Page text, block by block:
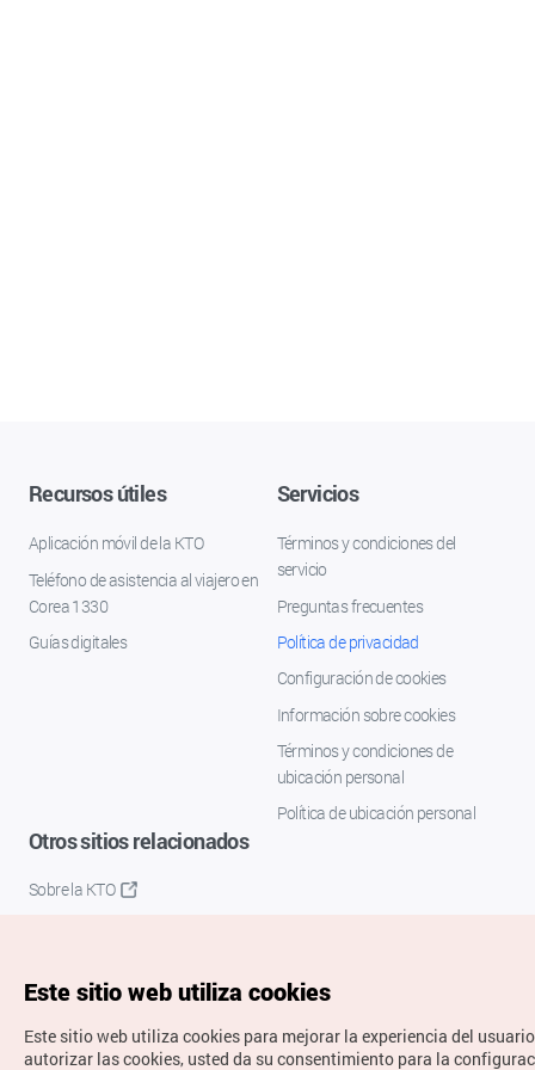
Recursos útiles
Aplicación móvil de la KTO
Teléfono de asistencia al viajero en
Corea 1330
Guías digitales
Servicios
Términos y condiciones del
servicio
Preguntas frecuentes
Política de privacidad
Configuración de cookies
Información sobre cookies
Términos y condiciones de
ubicación personal
Política de ubicación personal
Otros sitios relacionados
Sobre la KTO
Este sitio web utiliza cookies
Este sitio web utiliza cookies para mejorar la experiencia del
autorizar las cookies, usted da su consentimiento para la